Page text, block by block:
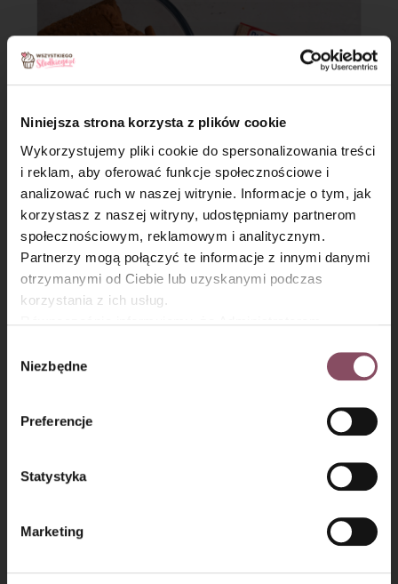
Niniejsza strona korzysta z plików cookie
Wykorzystujemy pliki cookie do spersonalizowania treści
i reklam, aby oferować funkcje społecznościowe i
analizować ruch w naszej witrynie. Informacje o tym, jak
korzystasz z naszej witryny, udostępniamy partnerom
społecznościowym, reklamowym i analitycznym.
Partnerzy mogą połączyć te informacje z innymi danymi
otrzymanymi od Ciebie lub uzyskanymi podczas
korzystania z ich usług.
Gdańsk (80-339) adres: Dickmana 14/15 więcej
informacji o przetwarzaniu danych osobowych oraz
Polityce
prywatności.
zgody
Niezbędne
Preferencje
Statystyka
Marketing
Krok 8
Ciastka pokrusz na piasek i połącz z rozpuszczoną czekoladą.
×